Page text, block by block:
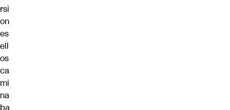
rsi
on
es
ell
os
ca
mi
na
ba